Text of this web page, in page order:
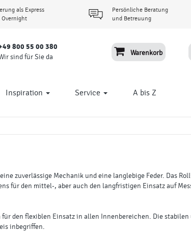
als Express
Overnight
Persönliche Beratung
und Betreuung
800 55 00 380
sind für Sie da
Warenkorb
Inspiration Service A bis Z
zuverlässige Mechanik und eine langlebige Feder. Das
für den mittel-, aber auch den langfristigen Einsatz auf
den flexiblen Einsatz in allen Innenbereichen. Die
inbegriffen.